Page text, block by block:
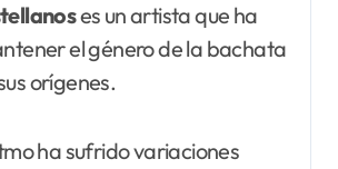
es un artista que ha
el género de la bachata
orígenes.
ha sufrido variaciones